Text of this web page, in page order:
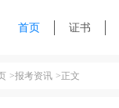
首页 证书
>报考资讯 >正文